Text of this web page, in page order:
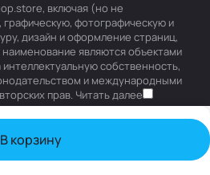
В корзину
включая (но не
графическую, фотографическую и
дизайн и оформление страниц,
являются объектами
интеллектуальную собственность,
и международными
прав. Читать далее